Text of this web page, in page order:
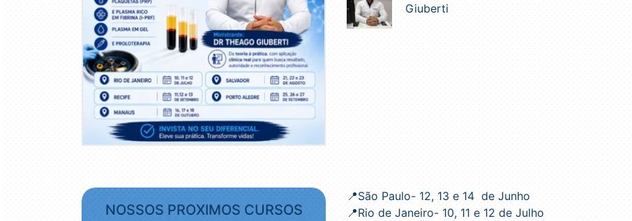
Giuberti
NOSSOS PROXIMOS CURSOS
📍São Paulo- 12, 13 e 14 de Junho
📍Rio de Janeiro- 10, 11 e 12 de Julho